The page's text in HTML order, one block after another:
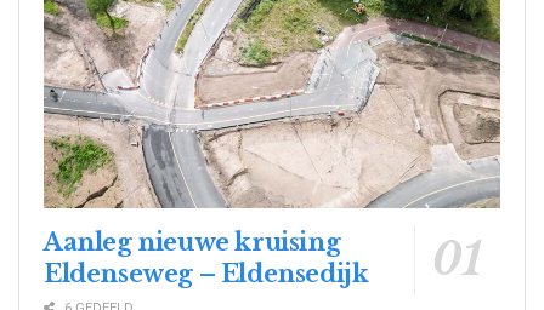
Aanleg nieuwe kruising
Eldenseweg – Eldensedijk